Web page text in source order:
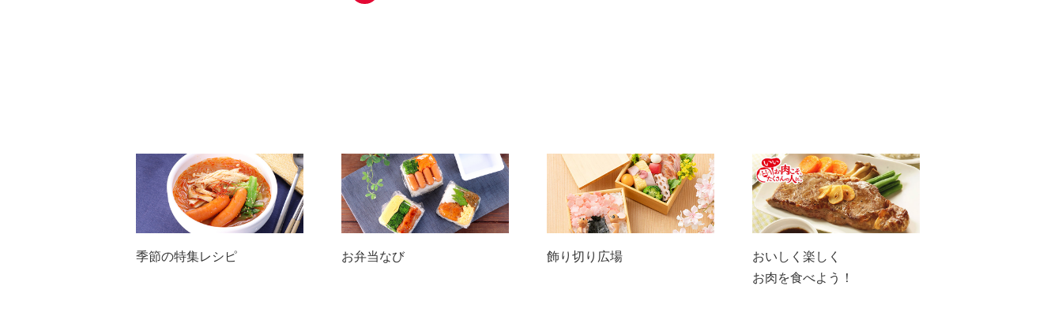
季節の特集レシピ お弁当なび 飾り切り広場
おいしく楽しく
お肉を食べよう！